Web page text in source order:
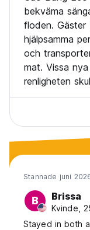
bekväma
floden. Gäster
hjälpsamma
och
mat. Vissa
renligheten
Stannade juni
B Brissa
Kvinde,
Stayed in both